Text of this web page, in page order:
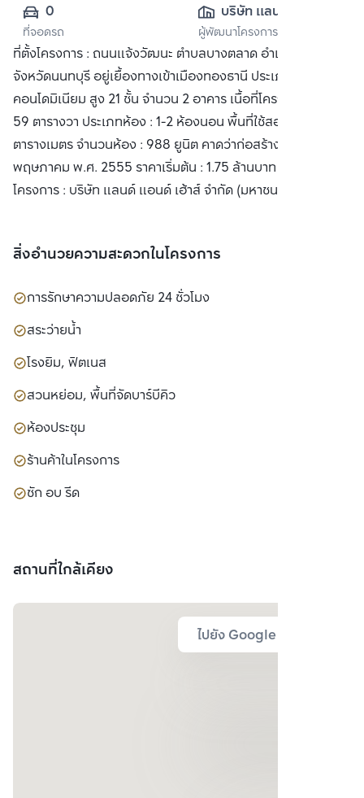
0
ที่จอดรถ
บริษัท แลนด์ แอนด์
เฮ้าส์ จำกัด
(มหาชน)
ผู้พัฒนาโครงการ
ที่ตั้งโครงการ : ถนนแจ้งวัฒนะ ตำบลบางตลาด อำเภอปากเกร็ด
จังหวัดนนทบุรี อยู่เยื้องทางเข้าเมืองทองธานี ประเภทโครงการ :
คอนโดมิเนียม สูง 21 ชั้น จำนวน 2 อาคาร เนื้อที่โครงการ : 6 ไร่
59 ตารางวา ประเภทห้อง : 1-2 ห้องนอน พื้นที่ใช้สอย : 31-62.5
ตารางเมตร จำนวนห้อง : 988 ยูนิต คาดว่าก่อสร้างแล้วเสร็จ :
พฤษภาคม พ.ศ. 2555 ราคาเริ่มต้น : 1.75 ล้านบาท เจ้าของ
โครงการ : บริษัท แลนด์ แอนด์ เฮ้าส์ จำกัด (มหาชน)
สิ่งอำนวยความสะดวกในโครงการ
การรักษาความปลอดภัย 24 ชั่วโมง
สระว่ายน้ำ
โรงยิม, ฟิตเนส
สวนหย่อม, พื้นที่จัดบาร์บีคิว
ห้องประชุม
ร้านค้าในโครงการ
ซัก อบ รีด
สถานที่ใกล้เคียง
ไปยัง Google Map